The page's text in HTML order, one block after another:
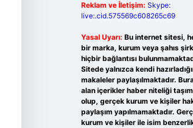
Reklam ve İletişim: Skype:
live:.cid.575569c608265c69
Yasal Uyarı: Bu internet sitesi,
bir marka, kurum veya şahıs
hiçbir bağlantısı
Sitede yalnızca kendi
makaleler paylaşılmaktadır.
alan içerikler haber niteliği
olup, gerçek kurum ve kişiler
paylaşım yapılmamaktadır.
kurum ve kişiler ile isim